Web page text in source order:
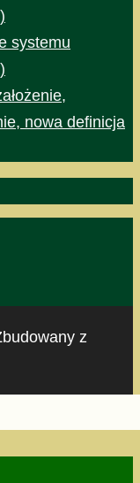
systemu
nowa definicja
z